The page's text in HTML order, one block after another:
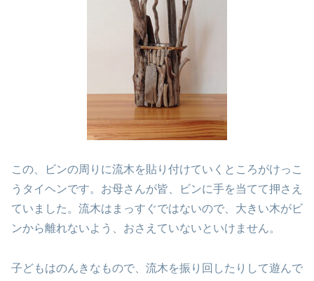
この、ビンの周りに流木を貼り付けていくところがけっこ
うタイヘンです。お母さんが皆、ビンに手を当てて押さえ
ていました。流木はまっすぐではないので、大きい木がビ
ンから離れないよう、おさえていないといけません。
子どもはのんきなもので、流木を振り回したりして遊んで